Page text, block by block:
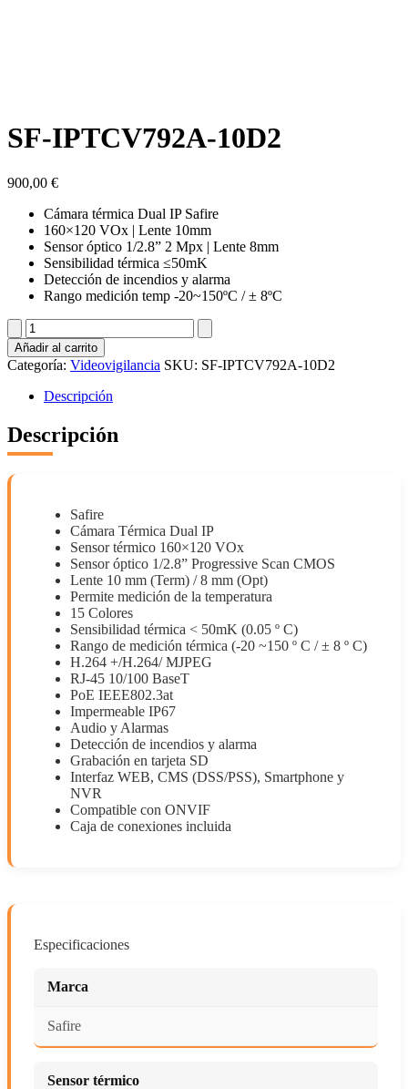
SF-IPTCV792A-10D2
900,00 €
Cámara térmica Dual IP Safire
160×120 VOx | Lente 10mm
Sensor óptico 1/2.8” 2 Mpx | Lente 8mm
Sensibilidad térmica ≤50mK
Detección de incendios y alarma
Rango medición temp -20~150ºC / ± 8ºC
SF-
IPTCV792A-
10D2
cantidad
Añadir al carrito
Categoría: Videovigilancia SKU: SF-IPTCV792A-10D2
Descripción
Descripción
Safire
Cámara Térmica Dual IP
Sensor térmico 160×120 VOx
Sensor óptico 1/2.8” Progressive Scan CMOS
Lente 10 mm (Term) / 8 mm (Opt)
Permite medición de la temperatura
15 Colores
Sensibilidad térmica < 50mK (0.05 º C)
Rango de medición térmica (-20 ~150 º C / ± 8 º C)
H.264 +/H.264/ MJPEG
RJ-45 10/100 BaseT
PoE IEEE802.3at
Impermeable IP67
Audio y Alarmas
Detección de incendios y alarma
Grabación en tarjeta SD
Interfaz WEB, CMS (DSS/PSS), Smartphone y
NVR
Compatible con ONVIF
Caja de conexiones incluida
Especificaciones
Marca
Safire
Sensor térmico